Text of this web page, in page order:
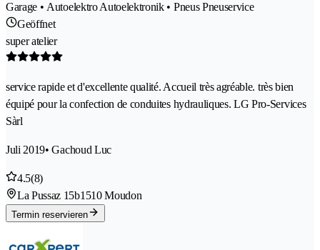
Garage • Autoelektro Autoelektronik • Pneus Pneuservice
Geöffnet
super atelier
service rapide et d'excellente qualité. Accueil très agréable. très bien
équipé pour la confection de conduites hydrauliques. LG Pro-Services
Sàrl
Juli 2019• Gachoud Luc
4.5(8)
La Pussaz 15b1510 Moudon
Termin reservieren